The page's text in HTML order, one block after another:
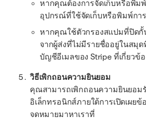
หากคุณต้องการจัดเก็บหรือพิม
อุปกรณ์ที่ใช้จัดเก็บหรือพิมพ์กา
หากคุณใช้ตัวกรองสแปมที่ปิดกั้
จากผู้ส่งที่ไม่มีรายชื่ออยู่ในสมุ
บัญชีอีเมลของ Stripe ที่เกี่ยวข้
วิธีเพิกถอนความยินยอม
คุณสามารถเพิกถอนความยินยอม
อิเล็กทรอนิกส์ภายใต้การเปิดเผยข้
จดหมายมาหาเราที่